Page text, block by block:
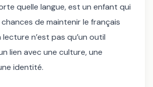
quelle langue, est un enfant qui
de maintenir le français
n’est pas qu’un outil
lien avec une culture, une
identité.